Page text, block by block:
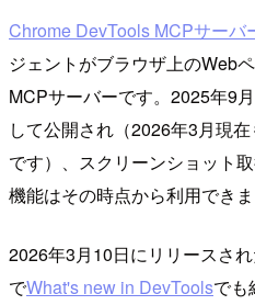
Chrome DevTools MCPサーバ
ジェントがブラウザ上のWeb
MCPサーバーです。2025年9
して公開され（2026年3月現
です）、スクリーンショット
機能はその時点から利用できま
2026年3月10日にリリースさ
でWhat's new in DevToolsでも